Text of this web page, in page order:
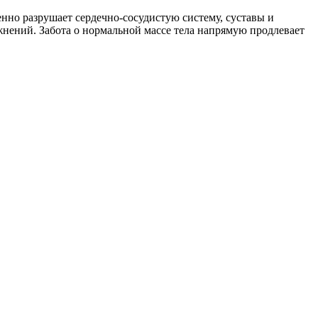
разрушает сердечно-сосудистую систему, суставы и
Забота о нормальной массе тела напрямую продлевает